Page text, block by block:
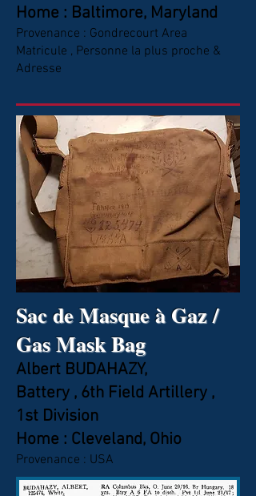
Home : Baltimore, Maryland
Provenance : Gondrecourt Area
Matricule , Personne la plus proche &
Adresse
Sac de Masque à Gaz /
Gas Mask Bag
Albert BUDAHAZY,
Battery , 6th Field Artillery ,
1st Division
Home : Cleveland, Ohio
Provenance : USA